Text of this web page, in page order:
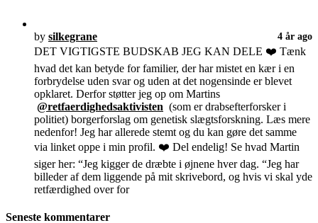
by silkegrane 4 år ago
DET VIGTIGSTE BUDSKAB JEG KAN DELE ❤️ Tænk
hvad det kan betyde for familier, der har mistet en kær i en
forbrydelse uden svar og uden at det nogensinde er blevet
opklaret. Derfor støtter jeg op om Martins
@retfaerdighedsaktivisten (som er drabsefterforsker i
politiet) borgerforslag om genetisk slægtsforskning. Læs mere
nedenfor! Jeg har allerede stemt og du kan gøre det samme
via linket oppe i min profil. ❤️ Del endelig! Se hvad Martin
siger her: “Jeg kigger de dræbte i øjnene hver dag. “Jeg har
billeder af dem liggende på mit skrivebord, og hvis vi skal yde
retfærdighed over for
Seneste kommentarer